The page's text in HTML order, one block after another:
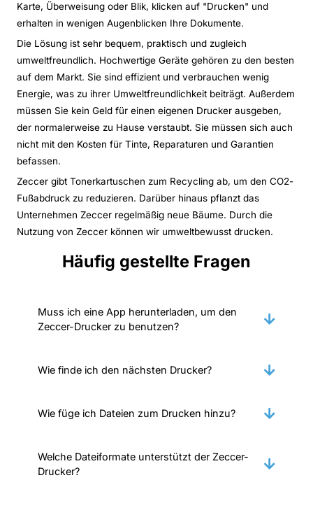
Karte, Überweisung oder Blik, klicken auf "Drucken" und
erhalten in wenigen Augenblicken Ihre Dokumente.
Die Lösung ist sehr bequem, praktisch und zugleich
umweltfreundlich. Hochwertige Geräte gehören zu den besten
auf dem Markt. Sie sind effizient und verbrauchen wenig
Energie, was zu ihrer Umweltfreundlichkeit beiträgt. Außerdem
müssen Sie kein Geld für einen eigenen Drucker ausgeben,
der normalerweise zu Hause verstaubt. Sie müssen sich auch
nicht mit den Kosten für Tinte, Reparaturen und Garantien
befassen.
Zeccer gibt Tonerkartuschen zum Recycling ab, um den CO2-
Fußabdruck zu reduzieren. Darüber hinaus pflanzt das
Unternehmen Zeccer regelmäßig neue Bäume. Durch die
Nutzung von Zeccer können wir umweltbewusst drucken.
Häufig gestellte Fragen
Muss ich eine App herunterladen, um den
Zeccer-Drucker zu benutzen?
Wie finde ich den nächsten Drucker?
Wie füge ich Dateien zum Drucken hinzu?
Welche Dateiformate unterstützt der Zeccer-
Drucker?